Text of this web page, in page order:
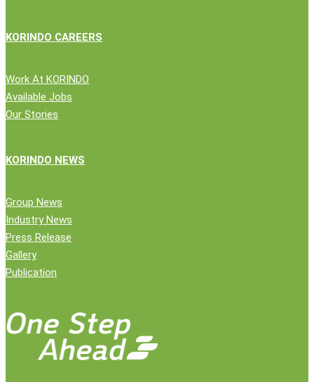
KORINDO CAREERS
Work At KORINDO
Available Jobs
Our Stories
KORINDO NEWS
Group News
Industry News
Press Release
Gallery
Publication